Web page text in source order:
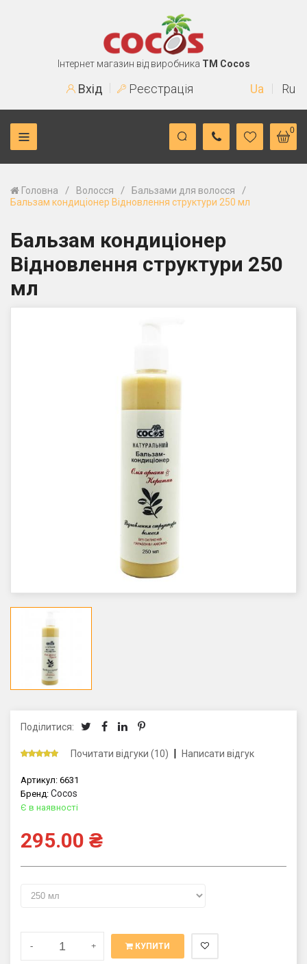
Інтернет магазин від виробника TM Cocos
Вхід Реєстрація Ua Ru
0
Головна / Волосся / Бальзами для волосся /
Бальзам кондиціонер Відновлення структури 250 мл
Бальзам кондиціонер
Відновлення структури 250
мл
Поділитися:
Почитати відгуки (10) Написати відгук
Артикул: 6631
Бренд: Cocos
Є в наявності
295.00 ₴
- + КУПИТИ